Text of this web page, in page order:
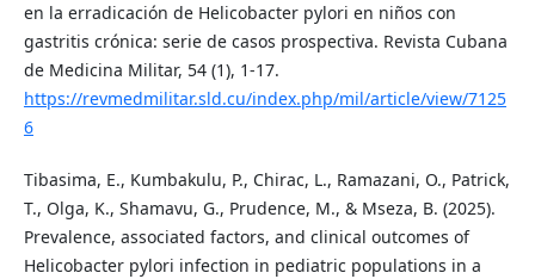
en la erradicación de Helicobacter pylori en niños con
gastritis crónica: serie de casos prospectiva. Revista Cubana
de Medicina Militar, 54 (1), 1-17.
https://revmedmilitar.sld.cu/index.php/mil/article/view/7125
6
Tibasima, E., Kumbakulu, P., Chirac, L., Ramazani, O., Patrick,
T., Olga, K., Shamavu, G., Prudence, M., & Mseza, B. (2025).
Prevalence, associated factors, and clinical outcomes of
Helicobacter pylori infection in pediatric populations in a